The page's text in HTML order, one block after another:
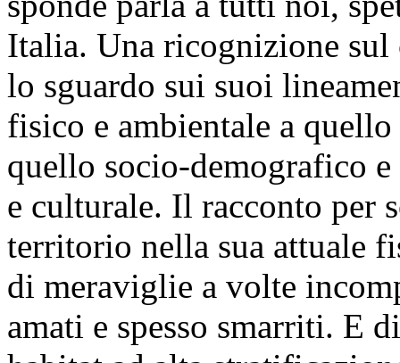
Italia. Una ricognizione sul
lo sguardo sui suoi
fisico e ambientale a
quello socio-demografico
e culturale. Il racconto per
territorio nella sua attuale
di meraviglie a volte
amati e spesso smarriti. E